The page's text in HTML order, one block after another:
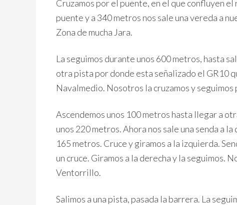
Cruzamos por el puente, en el que confluyen
puente y a 340 metros nos sale una vereda a
Zona de mucha Jara.
La seguimos durante unos 600 metros, hasta
otra pista por donde esta señalizado el GR10
Navalmedio. Nosotros la cruzamos y
Ascendemos unos 100 metros hasta llegar a
unos 220 metros. Ahora nos sale una senda a
165 metros. Cruce y giramos a la izquierda.
un cruce. Giramos a la derecha y la seguimos.
Ventorrillo.
Salimos a una pista, pasada la barrera. La